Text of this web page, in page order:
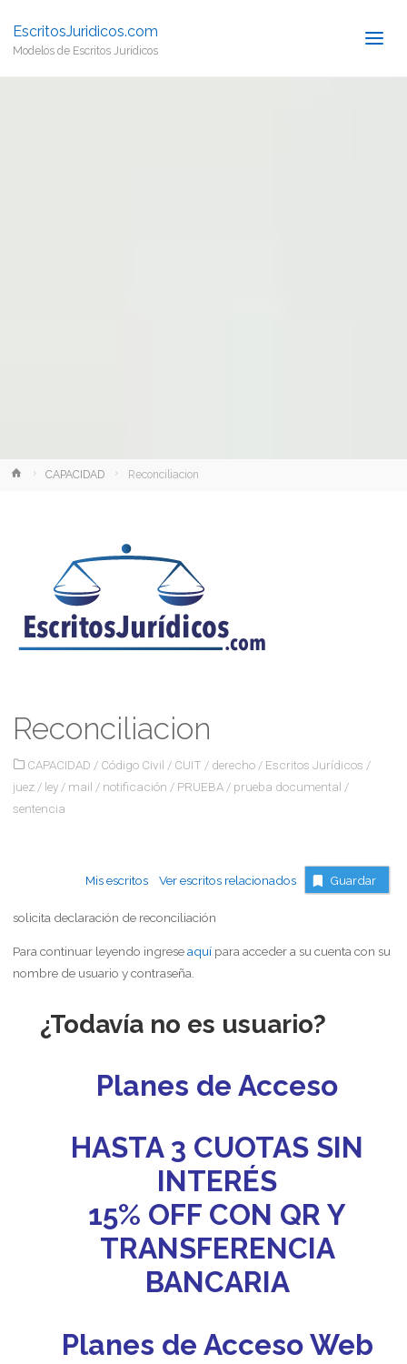
EscritosJuridicos.com
Modelos de Escritos Jurídicos
InicioCAPACIDAD Reconciliacion
Reconciliacion
CAPACIDAD / Código Civil / CUIT / derecho / Escritos Jurídicos /
juez / ley / mail / notificación / PRUEBA / prueba documental /
sentencia
Mis escritos Ver escritos relacionados Guardar
solicita declaración de reconciliación
Para continuar leyendo ingreseaquípara acceder a su cuenta con su
nombre de usuario y contraseña.
¿Todavía no es usuario?
Planes de Acceso
HASTA 3 CUOTAS SIN
INTERÉS
15% OFF CON QR Y
TRANSFERENCIA
BANCARIA
Planes de Acceso Web